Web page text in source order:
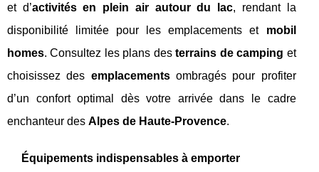
et d’activités en plein air autour du lac, rendant la
disponibilité limitée pour les emplacements et mobil
homes. Consultez les plans desterrains de camping et
choisissez des emplacementsombragés pour profiter
d’un confort optimal dès votre arrivée dans le cadre
enchanteur des Alpes de Haute-Provence.
Équipements indispensables à emporter